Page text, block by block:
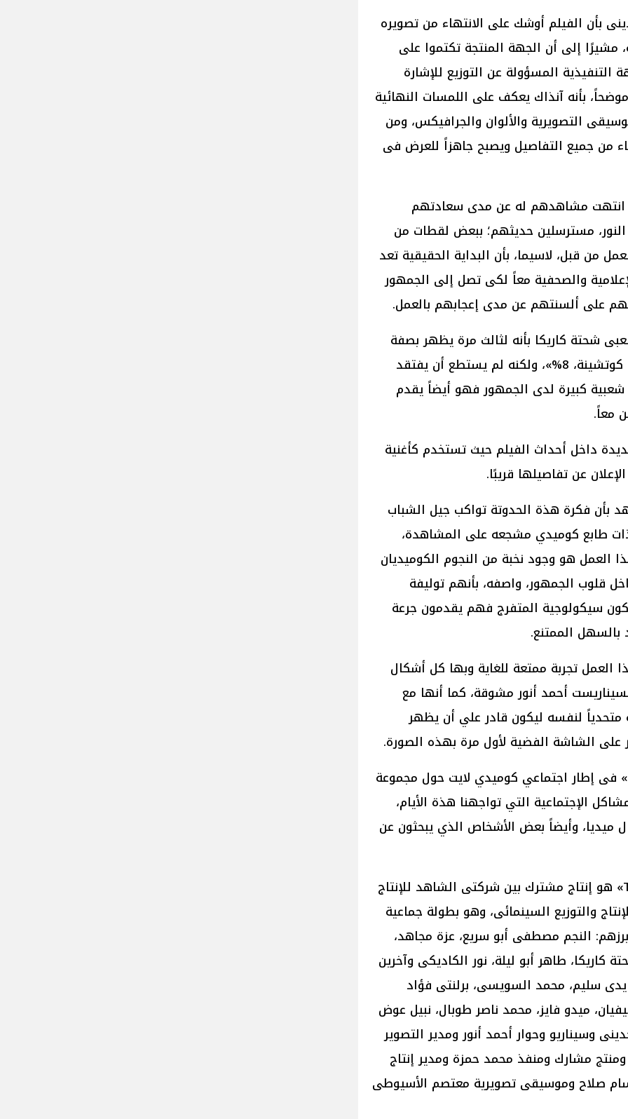
بأن الفيلم أوشك على الانتهاء من تصويره
مشيرًا إلى أن الجهة المنتجة تكتموا على
التنفيذية المسؤولة عن التوزيع للإشارة
بأنه آنذاك يعكف على اللمسات النهائية
التصويرية والألوان والجرافيكس، ومن
من جميع التفاصيل ويصبح جاهزاً للعرض فى
انتهت مشاهدهم له عن مدى سعادتهم
مسترسلين حديثهم؛ ببعض لقطات من
من قبل، لاسيما، بأن البداية الحقيقية تعد
والصحفية معاً لكى تصل إلى الجمهور
على ألسنتهم عن مدى إعجابهم بالعمل.
شحتة كاريكا بأنه لثالث مرة يظهر بصفة
ممثل فى عمل فنى بعد فيلمى «4 كوتشينة، 8%»، ولكنه لم يستطع أن يفتقد
كبيرة لدى الجمهور فهو أيضاً يقدم
معاً.
داخل أحداث الفيلم حيث تستخدم كأغنية
عن تفاصيلها قريبًا.
بأن فكرة هذة الحدوتة تواكب جيل الشباب
طابع كوميدي مشجعه على المشاهدة،
العمل هو وجود نخبة من النجوم الكوميديان
قلوب الجمهور، واصفه، بأنهم توليفة
سيكولوجية المتفرج فهم يقدمون جرعة
الممتنع.
العمل تجربة ممتعة للغاية وبها كل أشكال
أحمد أنور مشوقة، كما أنها مع
متحدياً لنفسه ليكون قادر علي أن يظهر
على الشاشة الفضية لأول مرة بهذه الصورة.
وتتمحور أحداث فيلم «توب ترند T.T» فى إطار اجتماعي كوميدي لايت حول مجموعة
الإجتماعية التي تواجهنا هذة الأيام،
ميديا، وأيضاً بعض الأشخاص الذي يبحثون عن
وجدير بالذكر أن فيلم «توب ترند T.T» هو إنتاج مشترك بين شركتى الشاهد للإنتاج
والتوزيع السينمائى، وهو بطولة جماعية
النجم مصطفى أبو سريع، عزة مجاهد،
كاريكا، طاهر أبو ليلة، نور الكاديكى وآخرين
سليم، محمد السويسى، برلنتى فؤاد
ميدو فايز، محمد ناصر طوبال، نبيل عوض
وسيناريو وحوار أحمد أنور ومدير التصوير
مشارك ومنفذ محمد حمزة ومدير إنتاج
صلاح وموسيقى تصويرية معتصم الأسيوطى